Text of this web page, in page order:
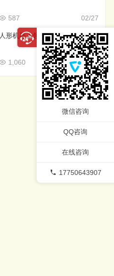
02/27
587
人形机器人领域优秀的开源框架
02/26
1,060
微信咨询
QQ咨询
在线咨询
17750643907